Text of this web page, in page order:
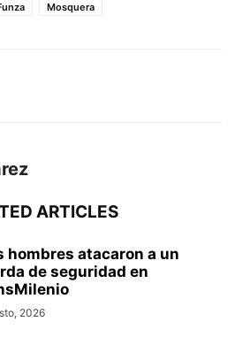
Mosquera
ARTICLES
hombres atacaron a un
de seguridad en
2026